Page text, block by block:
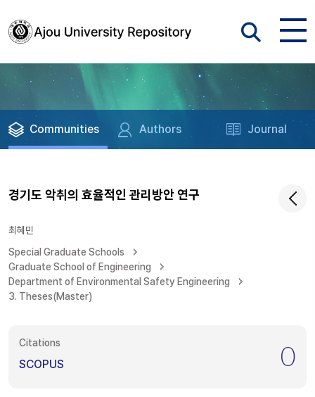
Communities Authors Journal
경기도 악취의 효율적인 관리방안 연구
최혜민
Special Graduate Schools
Graduate School of Engineering
Department of Environmental Safety Engineering
3. Theses(Master)
Citations
SCOPUS 0